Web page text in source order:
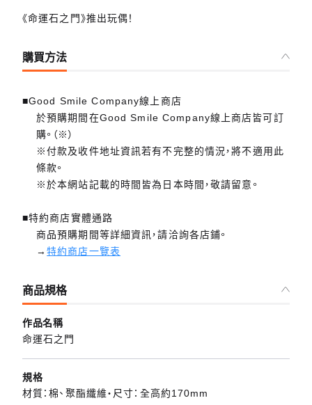
《命運石之門》推出玩偶！
購買方法
■Good Smile Company線上商店
於預購期間在Good Smile Company線上商店皆可訂
購。（※）
※付款及收件地址資訊若有不完整的情況，將不適用此
條款。
※於本網站記載的時間皆為日本時間，敬請留意。
■特約商店實體通路
商品預購期間等詳細資訊，請洽詢各店鋪。
→特約商店一覽表
商品規格
作品名稱
命運石之門
規格
材質：棉、聚酯纖維・尺寸：全高約170mm